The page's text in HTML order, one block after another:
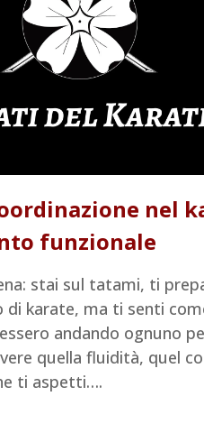
nel
funzionale
stai sul tatami, ti
karate, ma ti senti
andando ognuno
quella fluidità, quel
ti aspetti….